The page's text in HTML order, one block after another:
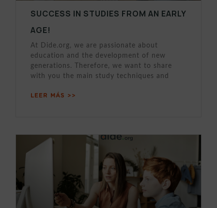
SUCCESS IN STUDIES FROM AN EARLY
AGE!
At Dide.org, we are passionate about
education and the development of new
generations. Therefore, we want to share
with you the main study techniques and
LEER MÁS >>